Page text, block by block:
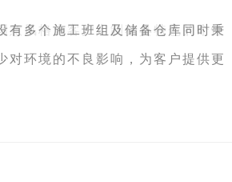
有多个施工班组及储备仓库同时秉
对环境的不良影响，为客户提供更